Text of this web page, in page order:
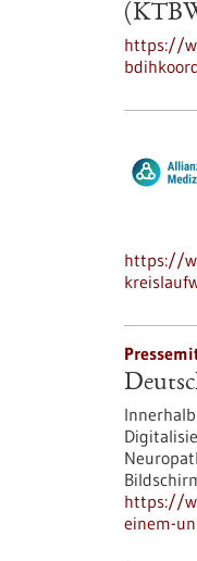
https://
https://
https://
einem-